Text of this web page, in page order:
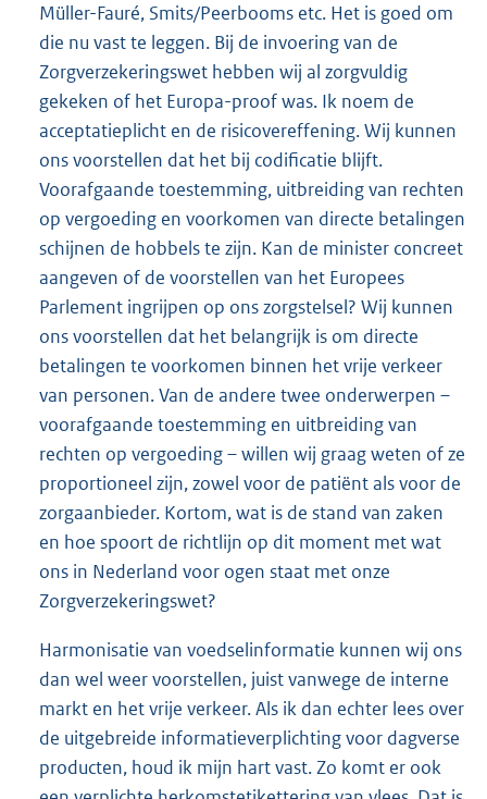
Müller-Fauré, Smits/Peerbooms etc. Het is goed om
die nu vast te leggen. Bij de invoering van de
Zorgverzekeringswet hebben wij al zorgvuldig
gekeken of het Europa-proof was. Ik noem de
acceptatieplicht en de risicovereffening. Wij kunnen
ons voorstellen dat het bij codificatie blijft.
Voorafgaande toestemming, uitbreiding van rechten
op vergoeding en voorkomen van directe betalingen
schijnen de hobbels te zijn. Kan de minister concreet
aangeven of de voorstellen van het Europees
Parlement ingrijpen op ons zorgstelsel? Wij kunnen
ons voorstellen dat het belangrijk is om directe
betalingen te voorkomen binnen het vrije verkeer
van personen. Van de andere twee onderwerpen –
voorafgaande toestemming en uitbreiding van
rechten op vergoeding – willen wij graag weten of ze
proportioneel zijn, zowel voor de patiënt als voor de
zorgaanbieder. Kortom, wat is de stand van zaken
en hoe spoort de richtlijn op dit moment met wat
ons in Nederland voor ogen staat met onze
Zorgverzekeringswet?
Harmonisatie van voedselinformatie kunnen wij ons
dan wel weer voorstellen, juist vanwege de interne
markt en het vrije verkeer. Als ik dan echter lees over
de uitgebreide informatieverplichting voor dagverse
producten, houd ik mijn hart vast. Zo komt er ook